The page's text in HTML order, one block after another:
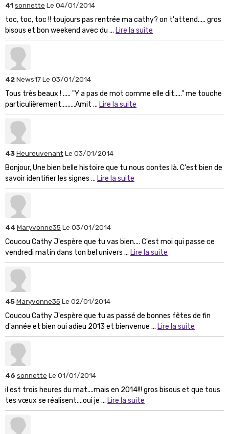
41sonnette Le 04/01/2014
toc, toc, toc !! toujours pas rentrée ma cathy? on t'attend..... gros
bisous et bon weekend avec du ... Lire la suite
42News17Le 03/01/2014
Tous très beaux ! ..... "Y a pas de mot comme elle dit....." me touche
particulièrement.........Amit ... Lire la suite
43Heureuvenant Le 03/01/2014
Bonjour, Une bien belle histoire que tu nous contes là. C'est bien de
savoir identifier les signes ... Lire la suite
44 Maryvonne35 Le 03/01/2014
Coucou Cathy J'espère que tu vas bien.... C'est moi qui passe ce
vendredi matin dans ton bel univers ... Lire la suite
45Maryvonne35 Le 02/01/2014
Coucou Cathy J'espère que tu as passé de bonnes fêtes de fin
d'année et bien oui adieu 2013 et bienvenue ... Lire la suite
46 sonnette Le 01/01/2014
il est trois heures du mat....mais en 2014!!! gros bisous et que tous
tes vœux se réalisent....oui je ... Lire la suite